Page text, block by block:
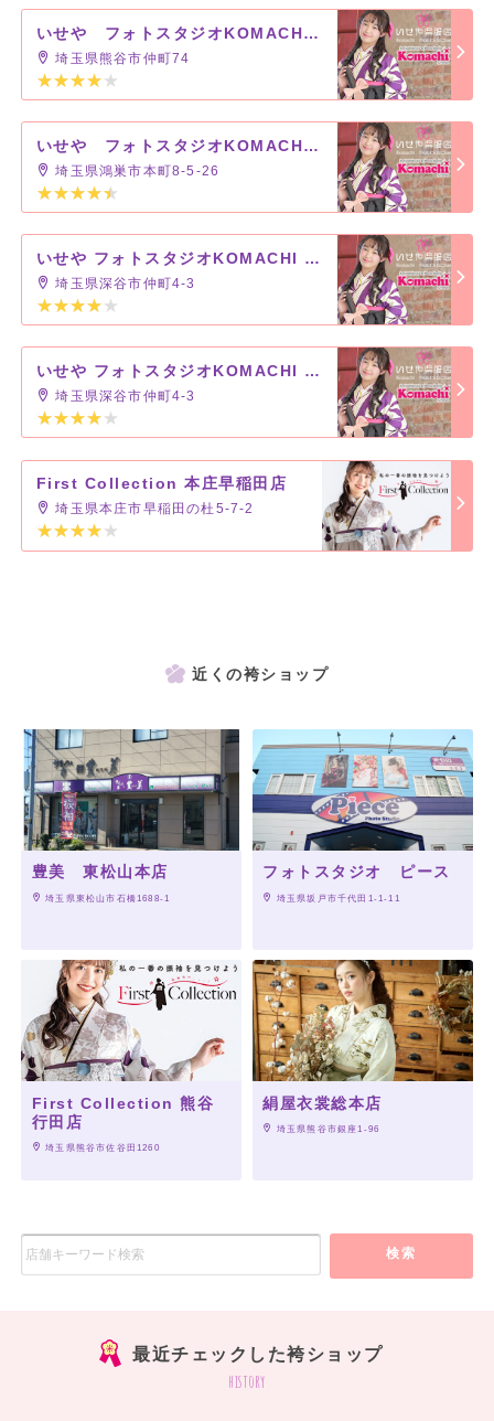
いせや フォトスタジオKOMACHI八木橋店
埼玉県熊谷市仲町74
いせや フォトスタジオKOMACHI 鴻巣店
埼玉県鴻巣市本町8-5-26
いせや フォトスタジオKOMACHI 深谷店
埼玉県深谷市仲町4-3
いせや フォトスタジオKOMACHI 深谷店
埼玉県深谷市仲町4-3
First Collection 本庄早稲田店
埼玉県本庄市早稲田の杜5-7-2
近くの袴ショップ
豊美 東松山本店
埼玉県東松山市石橋1688-1
フォトスタジオ ピース
埼玉県坂戸市千代田1-1-11
First Collection 熊谷
行田店
埼玉県熊谷市佐谷田1260
絹屋衣裳総本店
埼玉県熊谷市銀座1-96
検索
最近チェックした袴ショップ
history